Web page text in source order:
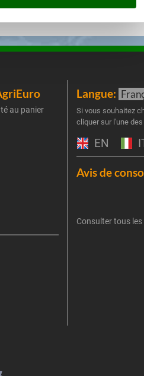
au panier
Langue:
Si vous souhaitez
cliquer sur l'une
EN
Avis de
Consulter tous les